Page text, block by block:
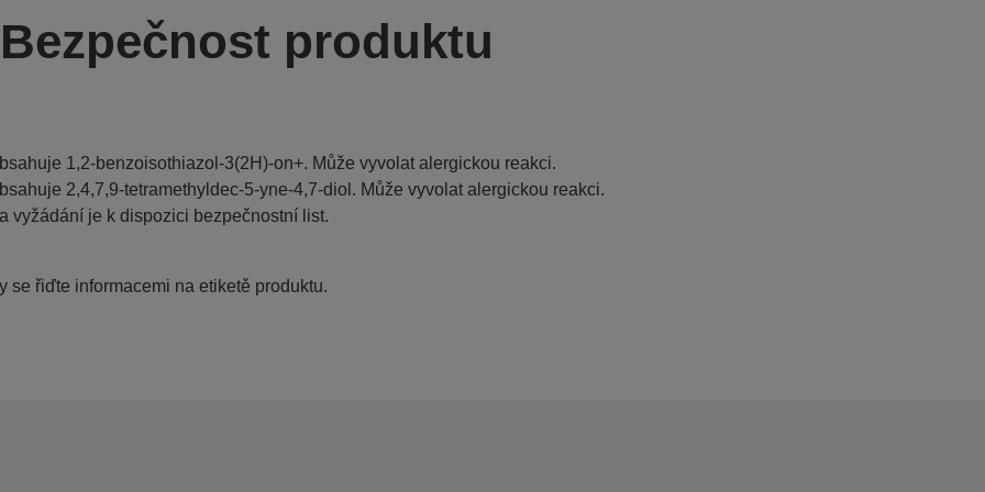
Bezpečnost produktu
1,2-benzoisothiazol-3(2H)-on+. Může vyvolat alergickou reakci.
2,4,7,9-tetramethyldec-5-yne-4,7-diol. Může vyvolat alergickou reakci.
vyžádání je k dispozici bezpečnostní list.
se řiďte informacemi na etiketě produktu.